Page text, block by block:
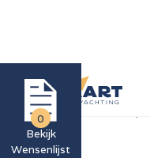
0
Bekijk
Wensenlijst
Home